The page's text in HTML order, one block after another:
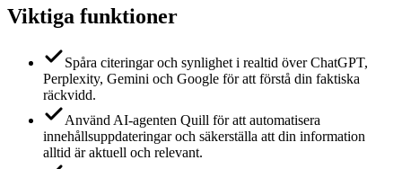
Viktiga funktioner
Spåra citeringar och synlighet i realtid över ChatGPT,
Perplexity, Gemini och Google för att förstå din faktiska
räckvidd.
Använd AI-agenten Quill för att automatisera
innehållsuppdateringar och säkerställa att din information
alltid är aktuell och relevant.